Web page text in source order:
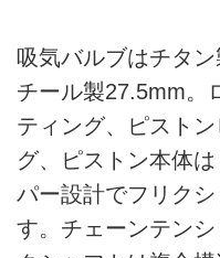
吸気バルブはチタ
チール製27.5mm。
ティング、ピスト
グ、ピストン本体
パー設計でフリク
す。チェーンテン